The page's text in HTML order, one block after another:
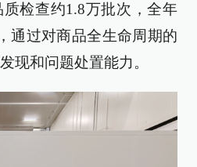
检查约1.8万批次，全年
通过对商品全生命周期的
现和问题处置能力。